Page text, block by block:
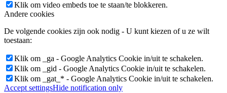
Klik om video embeds toe te staan/te blokkeren.
Andere cookies
De volgende cookies zijn ook nodig - U kunt kiezen of u ze wilt
toestaan:
Klik om _ga - Google Analytics Cookie in/uit te schakelen.
Klik om _gid - Google Analytics Cookie in/uit te schakelen.
Klik om _gat_* - Google Analytics Cookie in/uit te schakelen.
Accept settingsHide notification only